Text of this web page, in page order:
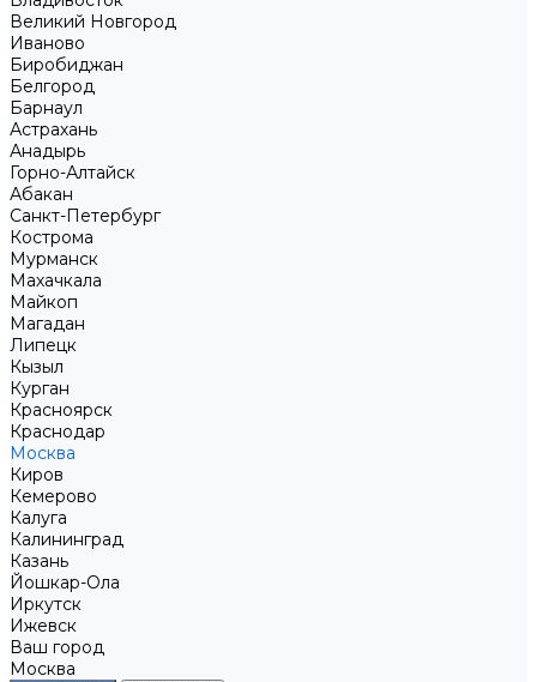
Великий Новгород
Иваново
Биробиджан
Белгород
Барнаул
Астрахань
Анадырь
Горно-Алтайск
Абакан
Санкт-Петербург
Кострома
Мурманск
Махачкала
Майкоп
Магадан
Липецк
Кызыл
Курган
Красноярск
Краснодар
Москва
Киров
Кемерово
Калуга
Калининград
Казань
Йошкар-Ола
Иркутск
Ижевск
Ваш город
Москва